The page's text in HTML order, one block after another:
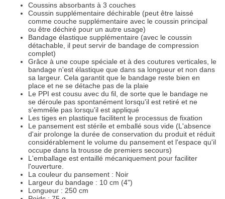
Coussins absorbants à 3 couches
Coussin supplémentaire déchirable (peut être laissé
comme couche supplémentaire avec le coussin principal
ou être déchiré pour un autre usage)
Bandage élastique supplémentaire (avec le coussin
détachable, il peut servir de bandage de compression
complet)
Grâce à une coupe spéciale et à des coutures verticales, le
bandage n'est élastique que dans sa longueur et non dans
sa largeur. Cela garantit que le bandage reste bien en
place et ne se détache pas de la plaie
Le PPI est cousu avec du fil, de sorte que le bandage ne
se déroule pas spontanément lorsqu'il est retiré et ne
s'emmêle pas lorsqu'il est appliqué
Les tiges en plastique facilitent le processus de fixation
Le pansement est stérile et emballé sous vide (L'absence
d'air prolonge la durée de conservation du produit et réduit
considérablement le volume du pansement et l'espace qu'il
occupe dans la trousse de premiers secours)
L'emballage est entaillé mécaniquement pour faciliter
l'ouverture.
La couleur du pansement : Noir
Largeur du bandage : 10 cm (4")
Longueur : 250 cm